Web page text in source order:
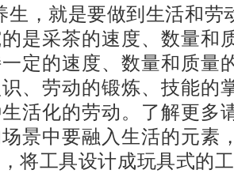
，就是要做到生活和劳
是采茶的速度、数量和
定的速度、数量和质量
、劳动的锻炼、技能的
活化的劳动。了解更多
景中要融入生活的元素
将工具设计成玩具式的